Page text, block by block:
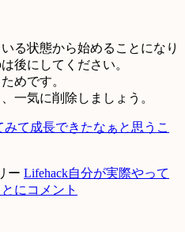
る状態から始めることになり
後にしてください。
めです。
一気に削除しましょう。
みて成長できたなぁと思うこ
ー Lifehack自分が実際やって
に コメント